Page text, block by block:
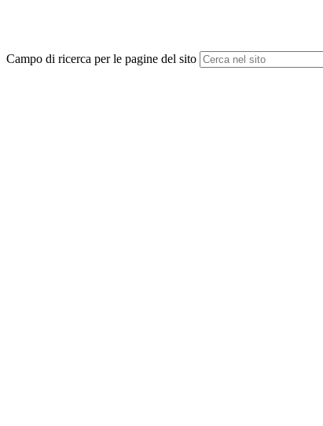
Campo di ricerca per le pagine del sito